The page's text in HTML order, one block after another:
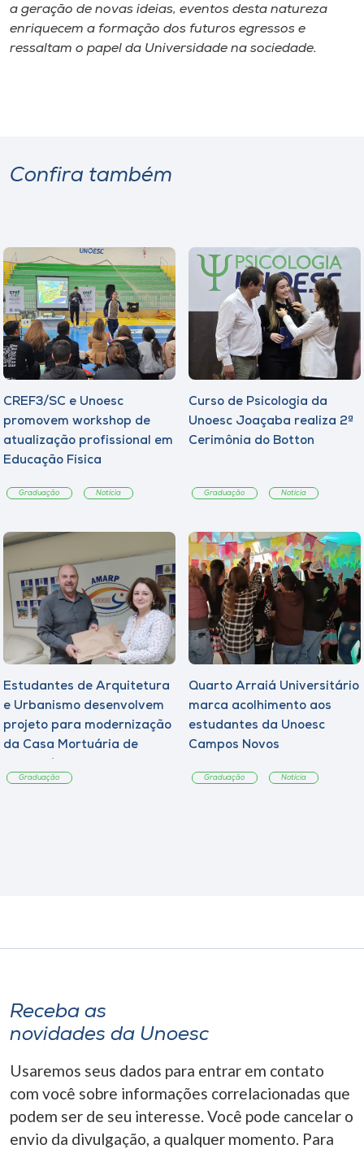
a geração de novas ideias, eventos desta natureza
enriquecem a formação dos futuros egressos e
ressaltam o papel da Universidade na sociedade.
Confira também
CREF3/SC e Unoesc
promovem workshop de
atualização profissional em
Educação Física
Graduação Notícia
Curso de Psicologia da
Unoesc Joaçaba realiza 2ª
Cerimônia do Botton
Graduação Notícia
Estudantes de Arquitetura
e Urbanismo desenvolvem
projeto para modernização
da Casa Mortuária de
Graduação
Quarto Arraiá Universitário
marca acolhimento aos
estudantes da Unoesc
Campos Novos
Graduação Notícia
Receba as
novidades da Unoesc
Usaremos seus dados para entrar em contato
com você sobre informações correlacionadas que
podem ser de seu interesse. Você pode cancelar o
envio da divulgação, a qualquer momento. Para